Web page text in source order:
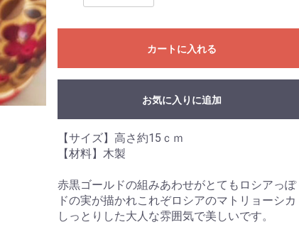
カートに入れる
お気に入りに追加
【サイズ】高さ約15ｃｍ
【材料】木製
赤黒ゴールドの組みあわせがとてもロシアっ
ドの実が描かれこれぞロシアのマトリョーシ
しっとりした大人な雰囲気で美しいです。